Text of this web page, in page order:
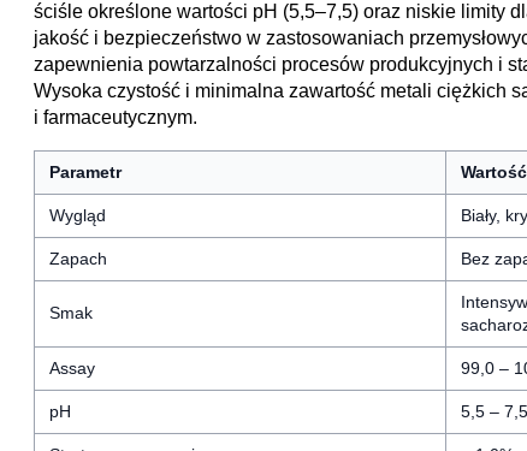
ściśle określone wartości pH (5,5–7,5) oraz niskie limity
jakość i bezpieczeństwo w zastosowaniach
zapewnienia powtarzalności procesów produkcyjnych i
Wysoka czystość i minimalna zawartość metali ciężkich
i farmaceutycznym.
Parametr Wartość
Wygląd Biały,
Zapach Bez
Smak
Assay 99,0 –
pH 5,5 – 7,5